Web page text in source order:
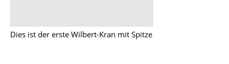
Dies ist der erste Wilbert-Kran mit Spitze